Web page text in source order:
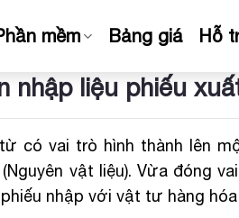
mềm Bảng giá Hỗ
nhập liệu phiếu
có vai trò hình thành lên
vật liệu). Vừa đóng
nhập với vật tư hàng